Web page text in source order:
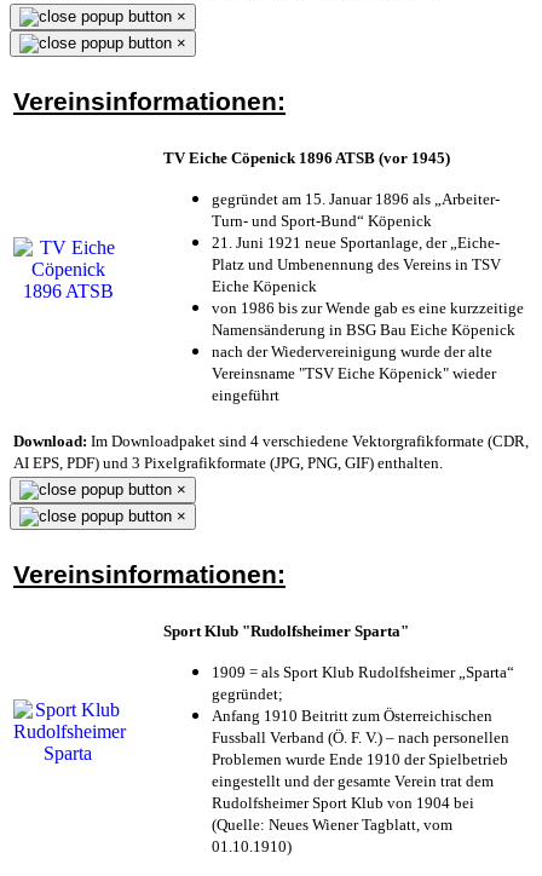
×
×
Vereinsinformationen:
TV Eiche Cöpenick 1896 ATSB (vor 1945)
gegründet am 15. Januar 1896 als „Arbeiter-
Turn- und Sport-Bund“ Köpenick
21. Juni 1921 neue Sportanlage, der „Eiche-
Platz und Umbenennung des Vereins in TSV
Eiche Köpenick
von 1986 bis zur Wende gab es eine kurzzeitige
Namensänderung in BSG Bau Eiche Köpenick
nach der Wiedervereinigung wurde der alte
Vereinsname "TSV Eiche Köpenick" wieder
eingeführt
Download: Im Downloadpaket sind 4 verschiedene Vektorgrafikformate (CDR,
AI EPS, PDF) und 3 Pixelgrafikformate (JPG, PNG, GIF) enthalten.
×
×
Vereinsinformationen:
Sport Klub "Rudolfsheimer Sparta"
1909 = als Sport Klub Rudolfsheimer „Sparta“
gegründet;
Anfang 1910 Beitritt zum Österreichischen
Fussball Verband (Ö. F. V.) – nach personellen
Problemen wurde Ende 1910 der Spielbetrieb
eingestellt und der gesamte Verein trat dem
Rudolfsheimer Sport Klub von 1904 bei
(Quelle: Neues Wiener Tagblatt, vom
01.10.1910)